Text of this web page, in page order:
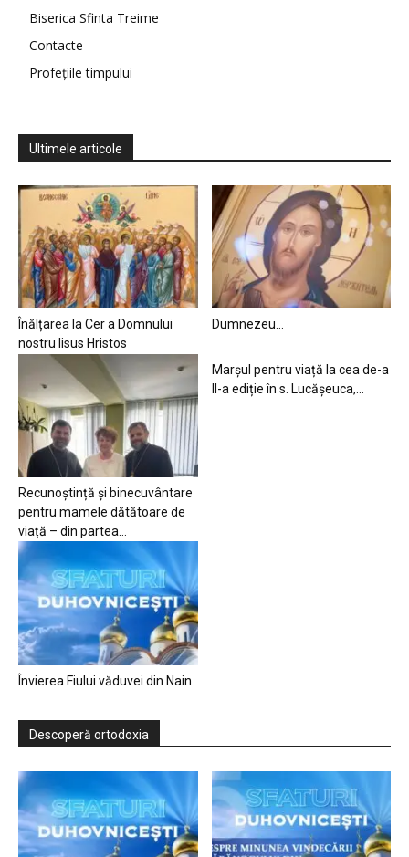
Biserica Sfinta Treime
Contacte
Profețiile timpului
Ultimele articole
Înălțarea la Cer a Domnului
nostru Iisus Hristos
Dumnezeu…
Recunoștință și binecuvântare
pentru mamele dătătoare de
viață – din partea...
Marșul pentru viață la cea de-a
II-a ediție în s. Lucășeuca,...
Învierea Fiului văduvei din Nain
Descoperă ortodoxia